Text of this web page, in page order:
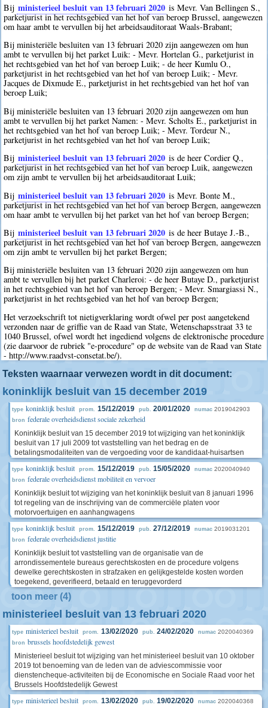
Bij ministerieel besluit van 13 februari 2020 is Mevr. Van Bellingen S.,
parketjurist in het rechtsgebied van het hof van beroep Brussel, aangewezen
om haar ambt te vervullen bij het arbeidsauditoraat Waals-Brabant;
Bij ministeriële besluiten van 13 februari 2020 zijn aangewezen om hun
ambt te vervullen bij het parket Luik: - Mevr. Hortelan G., parketjurist in
het rechtsgebied van het hof van beroep Luik; - de heer Kumlu O.,
parketjurist in het rechtsgebied van het hof van beroep Luik; - Mevr.
Jacques de Dixmude E., parketjurist in het rechtsgebied van het hof van
beroep Luik;
Bij ministeriële besluiten van 13 februari 2020 zijn aangewezen om hun
ambt te vervullen bij het parket Namen: - Mevr. Scholts E., parketjurist in
het rechtsgebied van het hof van beroep Luik; - Mevr. Tordeur N.,
parketjurist in het rechtsgebied van het hof van beroep Luik;
Bij ministerieel besluit van 13 februari 2020 is de heer Cordier Q.,
parketjurist in het rechtsgebied van het hof van beroep Luik, aangewezen
om zijn ambt te vervullen bij het arbeidsauditoraat Luik;
Bij ministerieel besluit van 13 februari 2020 is Mevr. Bonte M.,
parketjurist in het rechtsgebied van het hof van beroep Bergen, aangewezen
om haar ambt te vervullen bij het parket van het hof van beroep Bergen;
Bij ministerieel besluit van 13 februari 2020 is de heer Butaye J.-B.,
parketjurist in het rechtsgebied van het hof van beroep Bergen, aangewezen
om zijn ambt te vervullen bij het parket Bergen;
Bij ministeriële besluiten van 13 februari 2020 zijn aangewezen om hun
ambt te vervullen bij het parket Charleroi: - de heer Butaye D., parketjurist
in het rechtsgebied van het hof van beroep Bergen; - Mevr. Smargiassi N.,
parketjurist in het rechtsgebied van het hof van beroep Bergen;
Het verzoekschrift tot nietigverklaring wordt ofwel per post aangetekend
verzonden naar de griffie van de Raad van State, Wetenschapsstraat 33 te
1040 Brussel, ofwel wordt het ingediend volgens de elektronische procedure
(zie daarvoor de rubriek "e-procedure" op de website van de Raad van State
- http://www.raadvst-consetat.be/).
Teksten waarnaar verwezen wordt in dit document:
koninklijk besluit van 15 december 2019
type koninklijk besluit prom. 15/12/2019 pub. 20/01/2020 numac 2019042903
bron federale overheidsdienst sociale zekerheid
Koninklijk besluit van 15 december 2019 tot wijziging van het koninklijk
besluit van 17 juli 2009 tot vaststelling van het bedrag en de
betalingsmodaliteiten van de vergoeding voor de kandidaat-huisartsen
type koninklijk besluit prom. 15/12/2019 pub. 15/05/2020 numac 2020040940
bron federale overheidsdienst mobiliteit en vervoer
Koninklijk besluit tot wijziging van het koninklijk besluit van 8 januari 1996
tot regeling van de inschrijving van de commerciële platen voor
motorvoertuigen en aanhangwagens
type koninklijk besluit prom. 15/12/2019 pub. 27/12/2019 numac 2019031201
bron federale overheidsdienst justitie
Koninklijk besluit tot vaststelling van de organisatie van de
arrondissementele bureaus gerechtskosten en de procedure volgens
dewelke gerechtskosten in strafzaken en gelijkgestelde kosten worden
toegekend, geverifieerd, betaald en teruggevorderd
toon meer (4)
ministerieel besluit van 13 februari 2020
type ministerieel besluit prom. 13/02/2020 pub. 24/02/2020 numac 2020040369
bron brussels hoofdstedelijk gewest
Ministerieel besluit tot wijziging van het ministerieel besluit van 10 oktober
2019 tot benoeming van de leden van de adviescommissie voor
dienstencheque-activiteiten bij de Economische en Sociale Raad voor het
Brussels Hoofdstedelijk Gewest
type ministerieel besluit prom. 13/02/2020 pub. 19/02/2020 numac 2020040368